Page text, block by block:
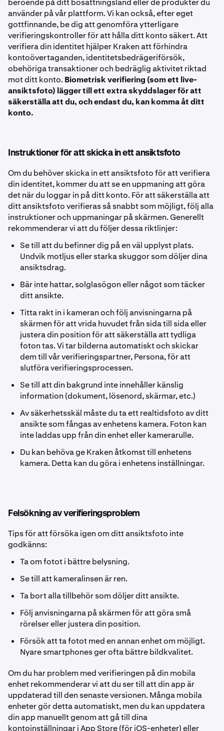
beroende på ditt bosättningsland eller de produkter du
använder på vår plattform. Vi kan också, efter eget
gottfinnande, be dig att genomföra ytterligare
verifieringskontroller för att hålla ditt konto säkert. Att
verifiera din identitet hjälper Kraken att förhindra
kontoövertaganden, identitetsbedrägeriförsök,
obehöriga transaktioner och bedräglig aktivitet riktad
mot ditt konto. Biometrisk verifiering (som ett live-
ansiktsfoto) lägger till ett extra skyddslager för att
säkerställa att du, och endast du, kan komma åt ditt
konto.
Instruktioner för att skicka in ett ansiktsfoto
Om du behöver skicka in ett ansiktsfoto för att verifiera
din identitet, kommer du att se en uppmaning att göra
det när du loggar in på ditt konto. För att säkerställa att
ditt ansiktsfoto verifieras så snabbt som möjligt, följ alla
instruktioner och uppmaningar på skärmen. Generellt
rekommenderar vi att du följer dessa riktlinjer:
Se till att du befinner dig på en väl upplyst plats.
Undvik motljus eller starka skuggor som döljer dina
ansiktsdrag.
Bär inte hattar, solglasögon eller något som täcker
ditt ansikte.
Titta rakt in i kameran och följ anvisningarna på
skärmen för att vrida huvudet från sida till sida eller
justera din position för att säkerställa att tydliga
foton tas. Vi tar bilderna automatiskt och skickar
dem till vår verifieringspartner, Persona, för att
slutföra verifieringsprocessen.
Se till att din bakgrund inte innehåller känslig
information (dokument, lösenord, skärmar, etc.)
Av säkerhetsskäl måste du ta ett realtidsfoto av ditt
ansikte som fångas av enhetens kamera. Foton kan
inte laddas upp från din enhet eller kamerarulle.
Du kan behöva ge Kraken åtkomst till enhetens
kamera. Detta kan du göra i enhetens inställningar.
Felsökning av verifieringsproblem
Tips för att försöka igen om ditt ansiktsfoto inte
godkänns:
Ta om fotot i bättre belysning.
Se till att kameralinsen är ren.
Ta bort alla tillbehör som döljer ditt ansikte.
Följ anvisningarna på skärmen för att göra små
rörelser eller justera din position.
Försök att ta fotot med en annan enhet om möjligt.
Nyare smartphones ger ofta bättre bildkvalitet.
Om du har problem med verifieringen på din mobila
enhet rekommenderar vi att du ser till att din app är
uppdaterad till den senaste versionen. Många mobila
enheter gör detta automatiskt, men du kan uppdatera
din app manuellt genom att gå till dina
kontoinställningar i App Store (för iOS-enheter) eller